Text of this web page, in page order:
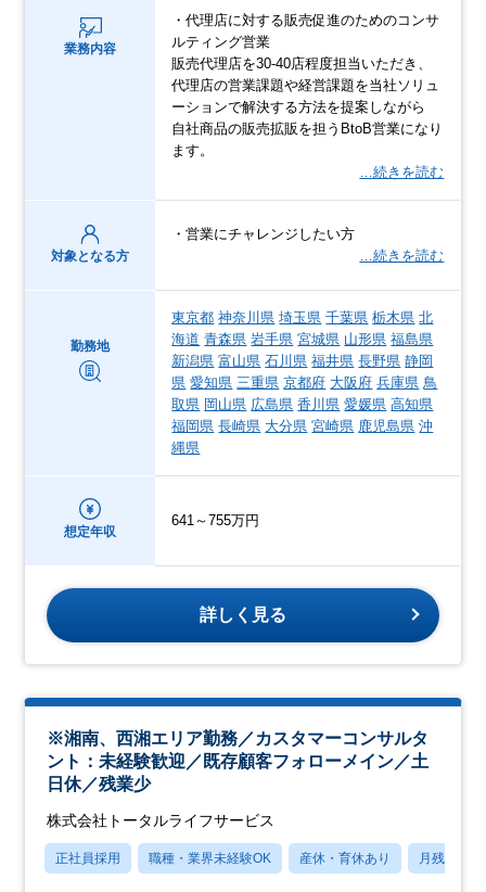
業務内容
・代理店に対する販売促進のためのコンサ
ルティング営業
販売代理店を30-40店程度担当いただき、
代理店の営業課題や経営課題を当社ソリュ
ーションで解決する方法を提案しながら
自社商品の販売拡販を担うBtoB営業になり
ます。
…続きを読む
対象となる方
・営業にチャレンジしたい方
…続きを読む
勤務地
東京都 神奈川県 埼玉県 千葉県 栃木県 北
海道 青森県 岩手県 宮城県 山形県 福島県
新潟県 富山県 石川県 福井県 長野県 静岡
県 愛知県 三重県 京都府 大阪府 兵庫県 鳥
取県 岡山県 広島県 香川県 愛媛県 高知県
福岡県 長崎県 大分県 宮崎県 鹿児島県 沖
縄県
想定年収
641～755万円
詳しく見る
※湘南、西湘エリア勤務／カスタマーコンサルタ
ント：未経験歓迎／既存顧客フォローメイン／土
日休／残業少
株式会社トータルライフサービス
正社員採用 職種・業界未経験OK 産休・育休あり 月残業20